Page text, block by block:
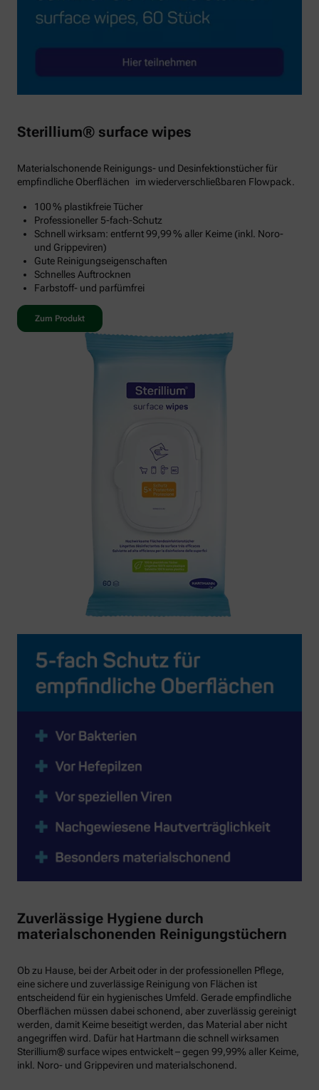
Sterillium® surface wipes
Materialschonende Reinigungs- und Desinfektionstücher für
empfindliche Oberflächen im wiederverschließbaren Flowpack.
100 % plastikfreie Tücher
Professioneller 5-fach-Schutz
Schnell wirksam: entfernt 99,99 % aller Keime (inkl. Noro-
und Grippeviren)
Gute Reinigungseigenschaften
Schnelles Auftrocknen
Farbstoff- und parfümfrei
Zum Produkt
Zuverlässige Hygiene durch
materialschonenden Reinigungstüchern
Ob zu Hause, bei der Arbeit oder in der professionellen Pflege,
eine sichere und zuverlässige Reinigung von Flächen ist
entscheidend für ein hygienisches Umfeld. Gerade empfindliche
Oberflächen müssen dabei schonend, aber zuverlässig gereinigt
werden, damit Keime beseitigt werden, das Material aber nicht
angegriffen wird. Dafür hat Hartmann die schnell wirksamen
Sterillium® surface wipes entwickelt – gegen 99,99% aller Keime,
inkl. Noro- und Grippeviren und materialschonend.